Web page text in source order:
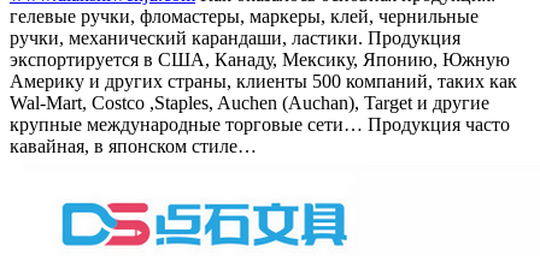
гелевые ручки, фломастеры, маркеры, клей, чернильные
ручки, механический карандаши, ластики. Продукция
экспортируется в США, Канаду, Мексику, Японию, Южную
Америку и других страны, клиенты 500 компаний, таких как
Wal-Mart, Costco ,Staples, Auchen (Auchan), Target и другие
крупные международные торговые сети… Продукция часто
кавайная, в японском стиле…